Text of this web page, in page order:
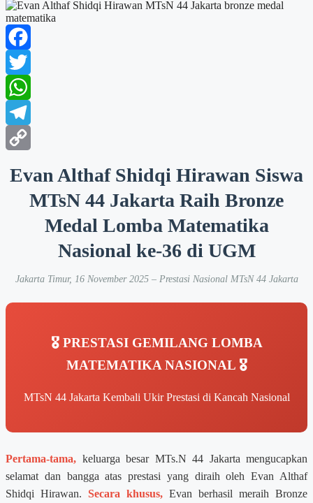
Facebook
Twitter
WhatsApp
Telegram
Evan Althaf Shidqi Hirawan Siswa
MTsN 44 Jakarta Raih Bronze
Medal Lomba Matematika
Nasional ke-36 di UGM
Jakarta Timur, 16 November 2025 – Prestasi Nasional MTsN 44 Jakarta
🎖️ PRESTASI GEMILANG LOMBA
MATEMATIKA NASIONAL 🎖️
MTsN 44 Jakarta Kembali Ukir Prestasi di Kancah Nasional
Pertama-tama, keluarga besar MTs.N 44 Jakarta mengucapkan
selamat dan bangga atas prestasi yang diraih oleh Evan Althaf
Shidqi Hirawan. Secara khusus, Evan berhasil meraih Bronze